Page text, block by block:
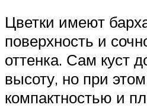
Цветки имеют
поверхность и
оттенка. Сам куст
высоту, но при
компактностью и